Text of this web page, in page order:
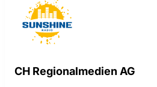
CH Regionalmedien AG